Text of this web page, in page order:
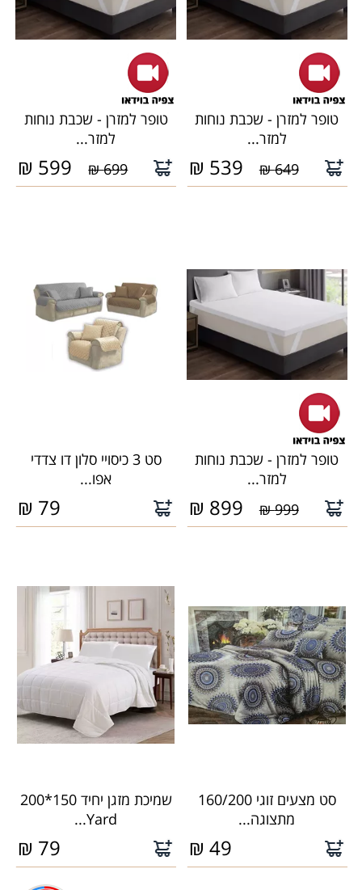
טופר למזרן - שכבת נוחות
למזר...
649 ₪
539
₪
טופר למזרן - שכבת נוחות
למזר...
699 ₪
599
₪
טופר למזרן - שכבת נוחות
למזר...
999 ₪
899
₪
סט 3 כיסויי סלון דו צדדי
אפו...
79
₪
סט מצעים זוגי 160/200
מתצוגה...
49
₪
שמיכת מזגן יחיד 150*200
Yard...
79
₪